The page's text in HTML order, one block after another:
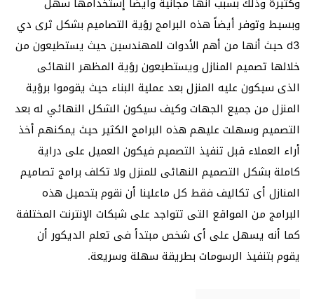
وبسيط وتوفر أيضاً هذه البرامج رؤية التصاميم بشكل ثرى دي
d3 حيث أنها من أهم الأدوات للمهندسين حيث يستطيعون من
خلالها تصميم المنازل ويستطيعون رؤية المظهر النهائى
الذى سيكون عليه المنزل بعد عملية البناء حيث يقوموا برؤية
المنزل من جميع الجهات وكيف سيكون الشكل النهائي له بعد
التصميم وسهلت عليهم هذه البرامج الكثير حيث يمكنهم أخذ
أراء العملاء قبل تنفيذ التصميم فيكون العميل على دراية
كاملة بشكل التصميم النهائى للمنزل ولا تكلف برامج تصاميم
المنازل أى تكاليف فقط كل ماعلينا أن نقوم بتحميل هذه
البرامج من المواقع التى تتواجد على شبكات الإنترنت المختلفة
كما أنه يسهل على أى شخص مبتدأ فى تعلم الديكور أن
يقوم بتنفيذ الرسومات بطريقة سهلة وسريعة.